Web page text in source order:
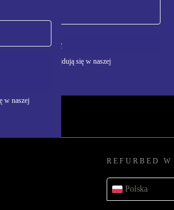
w naszej
Zarejestruj się
osobowych znajdują się w naszej
REFURBED W
Polska